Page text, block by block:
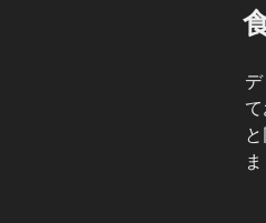
稿
日: